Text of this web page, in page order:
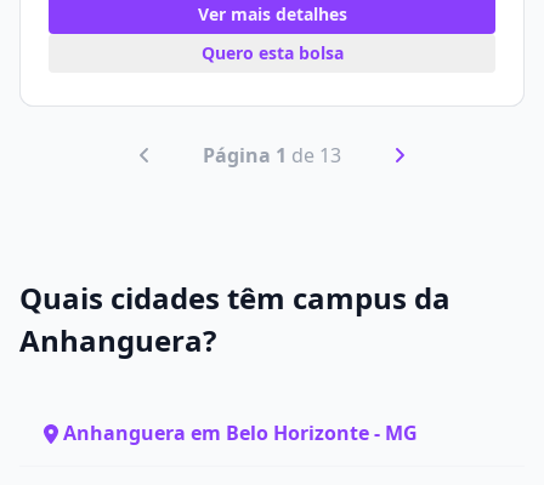
Ver mais detalhes
Quero esta bolsa
Página 1 de 13
Quais cidades têm campus da
Anhanguera?
Anhanguera em Belo Horizonte - MG